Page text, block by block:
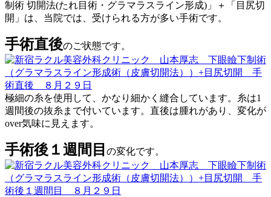
制術 切開法(たれ目術・グラマラスライン形成)」＋「目尻切
開」は、当院では、受けられる方が多い手術です。
手術直後のご状態です。
極細の糸を使用して、かなり細かく縫合しています。糸は1
週間後の抜糸まで付いています。直後は腫れがあり、変化が
over気味に見えます。
手術後１週間目 の変化です。